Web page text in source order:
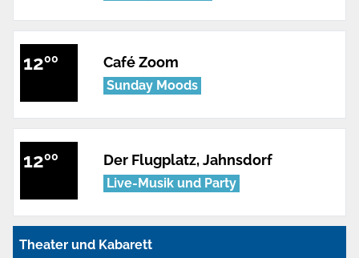
1200 Café Zoom
Sunday Moods
1200 Der Flugplatz, Jahnsdorf
Live-Musik und Party
Theater und Kabarett